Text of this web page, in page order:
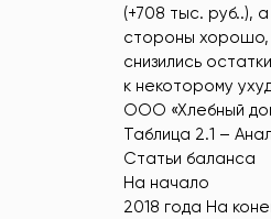
(+708 тыс. руб..),
стороны хорошо,
снизились
к некоторому
ООО «Хлебный
Таблица 2.1 –
Статьи баланса
На начало
2018 года На